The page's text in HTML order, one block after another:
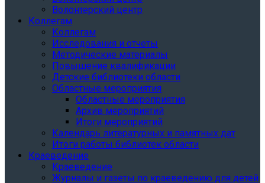
Волонтерский центр
Коллегам
Коллегам
Исследования и отчеты
Методические материалы
Повышение квалификации
Детские библиотеки области
Областные мероприятия
Областные мероприятия
Архив мероприятий
Итоги мероприятий
Календарь литературных и памятных дат
Итоги работы библиотек области
Краеведение
Краеведение
Журналы и газеты по краеведению для детей